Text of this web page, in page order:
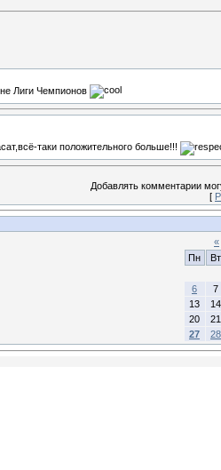
Лиги Чемпионов
таки положительного больше!!!
Добавлять комментарии
[
«
Пн
Вт
6
7
13
14
20
21
27
28